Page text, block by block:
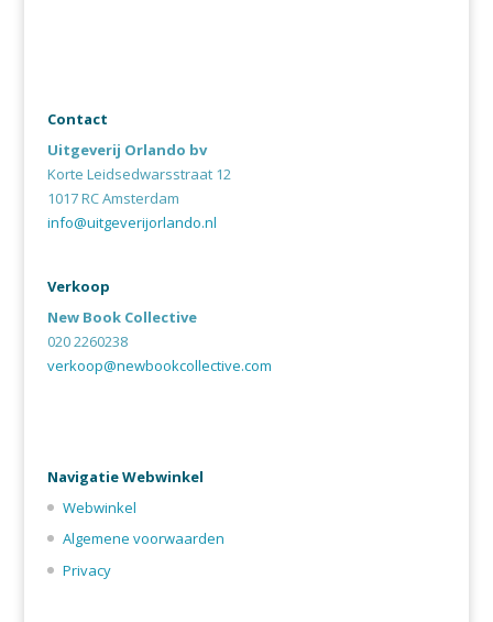
Contact
Uitgeverij Orlando bv
Korte Leidsedwarsstraat 12
1017 RC Amsterdam
info@uitgeverijorlando.nl
Verkoop
New Book Collective
020 2260238
verkoop@newbookcollective.com
Navigatie Webwinkel
Webwinkel
Algemene voorwaarden
Privacy